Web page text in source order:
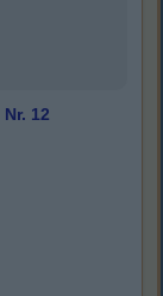
12